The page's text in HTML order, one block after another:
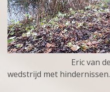
Eric van
wedstrijd met hindernissen.